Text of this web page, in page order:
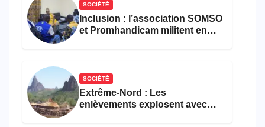
SOCIÉTÉ
Inclusion : l’association SOMSO
et Promhandicam militent en
SOCIÉTÉ
Extrême-Nord : Les
enlèvements explosent avec